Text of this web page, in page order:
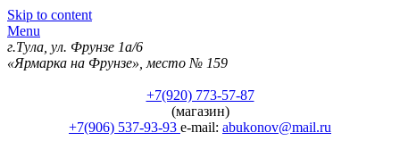
Skip to content
Menu
г.Тула, ул. Фрунзе 1а/6
«Ярмарка на Фрунзе», место № 159
+7(920) 773-57-87
(магазин)
+7(906) 537-93-93 e-mail: abukonov@mail.ru